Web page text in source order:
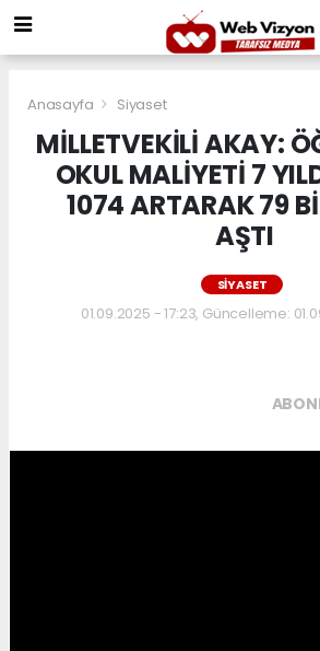
Anasayfa Siyaset
MİLLETVEKİLİ AKAY:
OKUL MALİYETİ 7
1074 ARTARAK 79
AŞTI
SIYASET
01.09.2025 - 17:23, Güncelleme: